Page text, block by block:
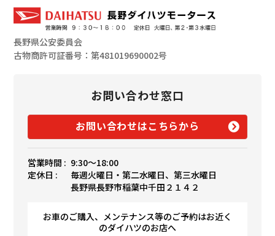
長野県公安委員会
古物商許可証番号：第481019690002号
お問い合わせ窓口
お問い合わせはこちらから
営業時間 : 9:30〜18:00
定休日 :
毎週火曜日・第二水曜日、第三水曜日
長野県長野市稲葉中千田２１４２
お車のご購入、メンテナンス等のご予約はお近く
のダイハツのお店へ